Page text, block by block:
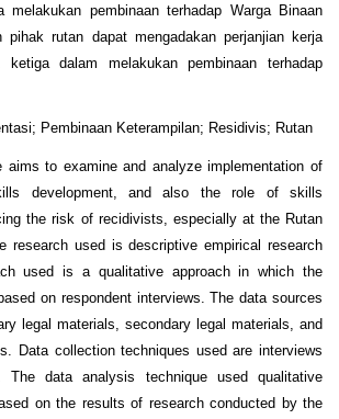
melakukan pembinaan terhadap Warga Binaan
pihak rutan dapat mengadakan perjanjian kerja
dalam melakukan pembinaan terhadap
Pembinaan Keterampilan; Residivis; Rutan
aims to examine and analyze implementation of
development, and also the role of skills
the risk of recidivists, especially at the Rutan
research used is descriptive empirical research
used is a qualitative approach in which the
on respondent interviews. The data sources
legal materials, secondary legal materials, and
Data collection techniques used are interviews
The data analysis technique used qualitative
on the results of research conducted by the